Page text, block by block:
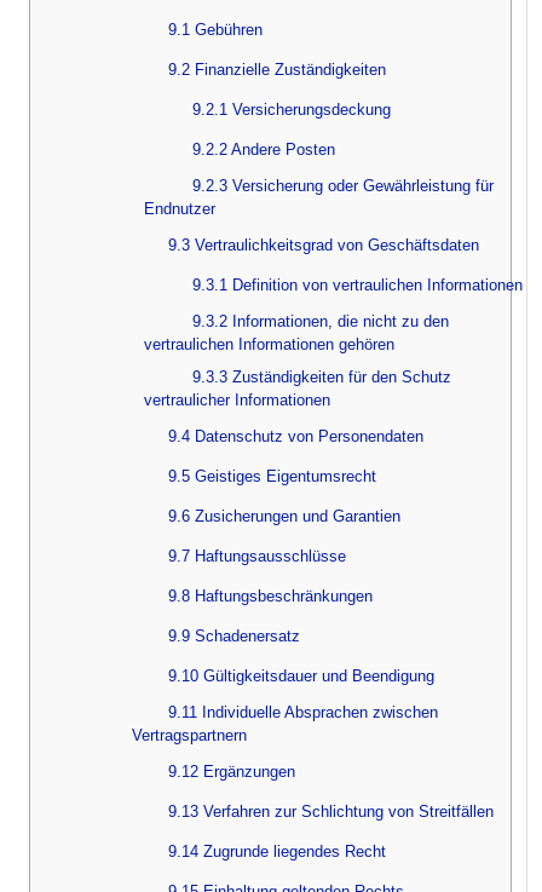
9.1 Gebühren
9.2 Finanzielle Zuständigkeiten
9.2.1 Versicherungsdeckung
9.2.2 Andere Posten
9.2.3 Versicherung oder Gewährleistung für
Endnutzer
9.3 Vertraulichkeitsgrad von Geschäftsdaten
9.3.1 Definition von vertraulichen Informationen
9.3.2 Informationen, die nicht zu den
vertraulichen Informationen gehören
9.3.3 Zuständigkeiten für den Schutz
vertraulicher Informationen
9.4 Datenschutz von Personendaten
9.5 Geistiges Eigentumsrecht
9.6 Zusicherungen und Garantien
9.7 Haftungsausschlüsse
9.8 Haftungsbeschränkungen
9.9 Schadenersatz
9.10 Gültigkeitsdauer und Beendigung
9.11 Individuelle Absprachen zwischen
Vertragspartnern
9.12 Ergänzungen
9.13 Verfahren zur Schlichtung von Streitfällen
9.14 Zugrunde liegendes Recht